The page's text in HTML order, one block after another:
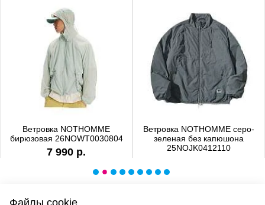
Ветровка NOTHOMME
бирюзовая 26NOWT0030804
7 990 р.
Ветровка NOTHOMME серо-
зеленая без капюшона
25NOJK0412110
Файлы cookie